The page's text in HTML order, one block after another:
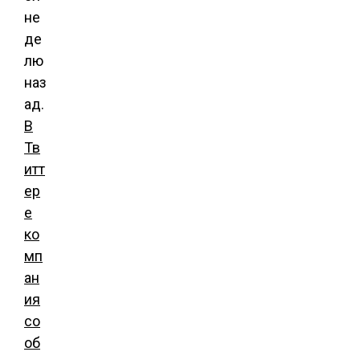
не
де
лю
наз
ад.
В
Тв
итт
ер
е
ко
мп
ан
ия
со
об